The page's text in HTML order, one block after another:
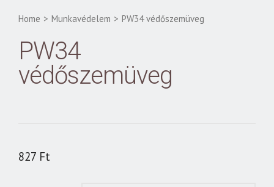
Home > Munkavédelem > PW34 védőszemüveg
PW34
védőszemüveg
827 Ft